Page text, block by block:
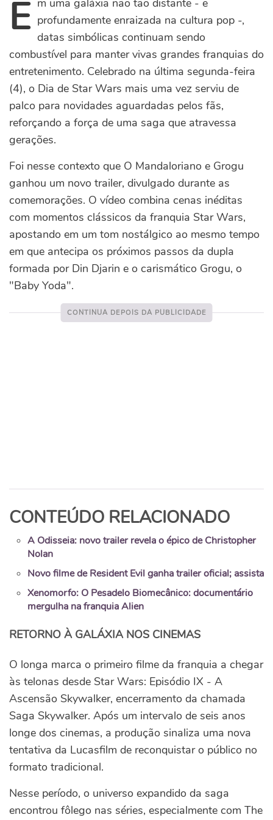
E m uma galáxia não tão distante - e
profundamente enraizada na cultura pop -,
datas simbólicas continuam sendo
combustível para manter vivas grandes franquias do
entretenimento. Celebrado na última segunda-feira
(4), o Dia de Star Wars mais uma vez serviu de
palco para novidades aguardadas pelos fãs,
reforçando a força de uma saga que atravessa
gerações.
Foi nesse contexto que O Mandaloriano e Grogu
ganhou um novo trailer, divulgado durante as
comemorações. O vídeo combina cenas inéditas
com momentos clássicos da franquia Star Wars,
apostando em um tom nostálgico ao mesmo tempo
em que antecipa os próximos passos da dupla
formada por Din Djarin e o carismático Grogu, o
"Baby Yoda".
CONTEÚDO RELACIONADO
A Odisseia: novo trailer revela o épico de Christopher
Nolan
Novo filme de Resident Evil ganha trailer oficial; assista
Xenomorfo: O Pesadelo Biomecânico: documentário
mergulha na franquia Alien
RETORNO À GALÁXIA NOS CINEMAS
O longa marca o primeiro filme da franquia a chegar
às telonas desde Star Wars: Episódio IX - A
Ascensão Skywalker, encerramento da chamada
Saga Skywalker. Após um intervalo de seis anos
longe dos cinemas, a produção sinaliza uma nova
tentativa da Lucasfilm de reconquistar o público no
formato tradicional.
Nesse período, o universo expandido da saga
encontrou fôlego nas séries, especialmente com The